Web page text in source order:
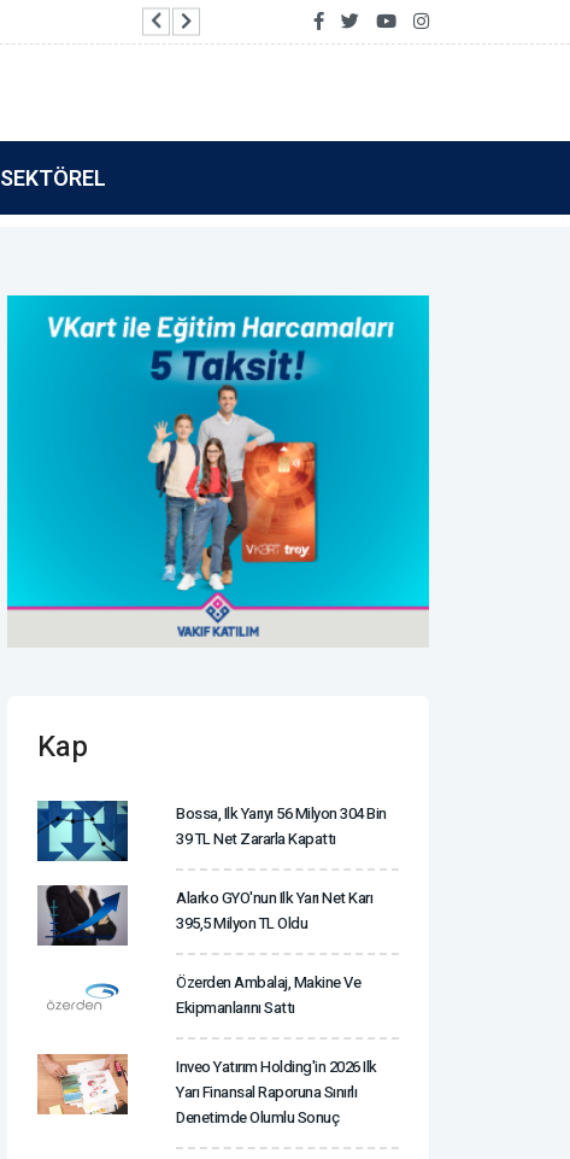
Vakıf Katılım’dan Tamamla Kazan
SEKTÖREL
Kap
Bossa, Ilk Yarıyı 56 Milyon 304 Bin
39 TL Net Zararla Kapattı
Alarko GYO'nun Ilk Yarı Net Karı
395,5 Milyon TL Oldu
Özerden Ambalaj, Makine Ve
Ekipmanlarını Sattı
Inveo Yatırım Holding'in 2026 Ilk
Yarı Finansal Raporuna Sınırlı
Denetimde Olumlu Sonuç